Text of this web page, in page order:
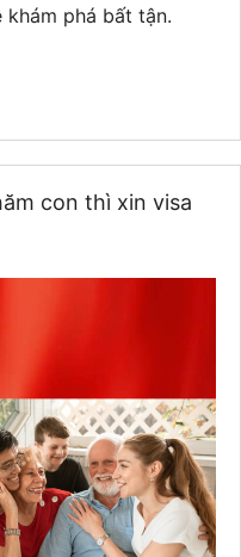
khám phá bất tận.
con thì xin visa